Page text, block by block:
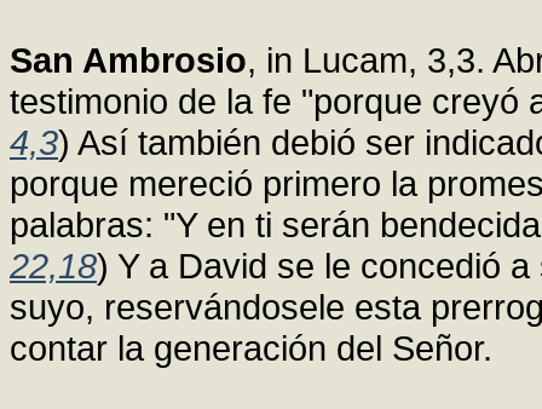
San Ambrosio, in Lucam, 3,3.
testimonio de la fe "porque creyó
4,3) Así también debió ser
porque mereció primero la
palabras: "Y en ti serán
22,18) Y a David se le concedió
suyo, reservándosele esta
contar la generación del Señor.